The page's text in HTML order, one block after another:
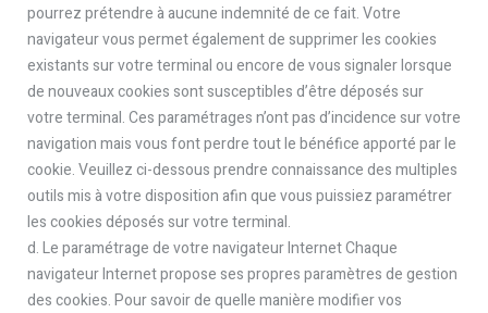
pourrez prétendre à aucune indemnité de ce fait. Votre
navigateur vous permet également de supprimer les cookies
existants sur votre terminal ou encore de vous signaler lorsque
de nouveaux cookies sont susceptibles d’être déposés sur
votre terminal. Ces paramétrages n’ont pas d’incidence sur votre
navigation mais vous font perdre tout le bénéfice apporté par le
cookie. Veuillez ci-dessous prendre connaissance des multiples
outils mis à votre disposition afin que vous puissiez paramétrer
les cookies déposés sur votre terminal.
d. Le paramétrage de votre navigateur Internet Chaque
navigateur Internet propose ses propres paramètres de gestion
des cookies. Pour savoir de quelle manière modifier vos